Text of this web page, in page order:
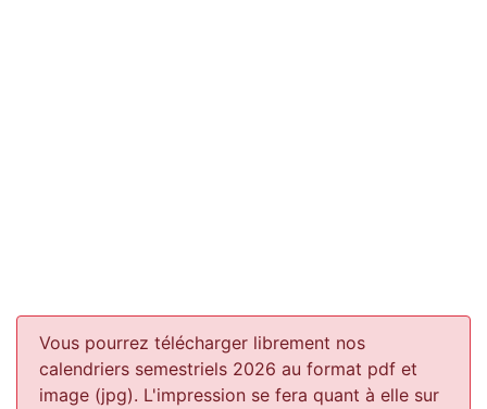
Vous pourrez télécharger librement nos
calendriers semestriels 2026 au format pdf et
image (jpg). L'impression se fera quant à elle sur